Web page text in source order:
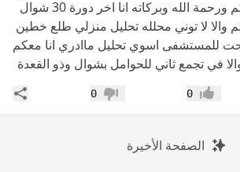
السلام عليكم ورحمة الله وبركاته انا اخر دورة 30 شوال
والا لا توني محلله تحليل منزلي طلع خطين
للمستشفى اسوي تحليل ماادري انا معكم
في تجمع ثاني للحوامل بشوال وذو القعدة
إعجاب0 عدم إعجاب
0
الصفحة الأخيرة